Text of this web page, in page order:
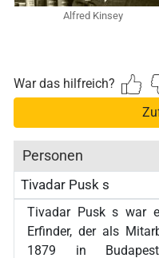
Alfred Kinsey
War das hilfreich?
Personen
Tivadar Pusk s
Tivadar Pusk s war
Erfinder, der als
1879 in